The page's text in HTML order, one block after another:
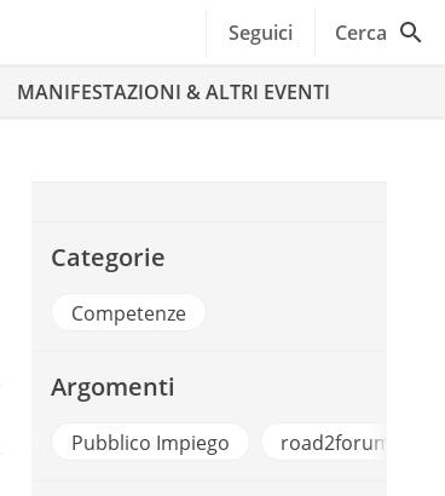
Seguici Cerca
MANIFESTAZIONI & ALTRI EVENTI
Categorie
Competenze
Argomenti
road2forumpa2022 valore pubblico